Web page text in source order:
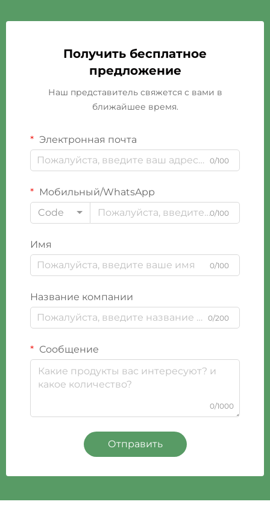
Получить бесплатное
предложение
Наш представитель свяжется с вами в
ближайшее время.
Электронная почта
0/100
Мобильный/WhatsApp
Code
0/100
Имя
0/100
Название компании
0/200
Сообщение
0/1000
Отправить